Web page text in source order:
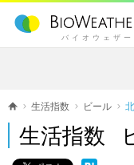
バイオウェザー
生活指数 ビール
生活指数